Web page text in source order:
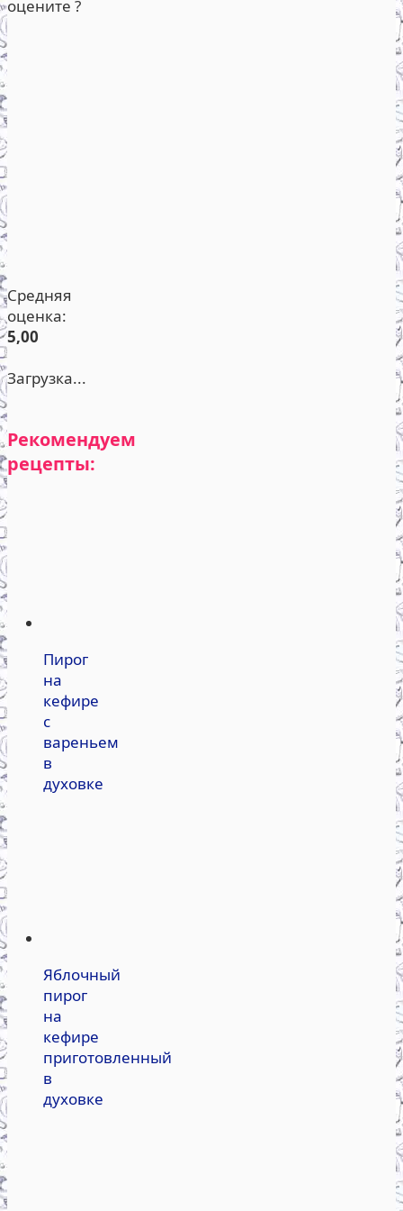
оцените ?
Средняя
оценка:
5,00
Загрузка...
Рекомендуем
рецепты:
Пирог
на
кефире
с
вареньем
в
духовке
Яблочный
пирог
на
кефире
приготовленный
в
духовке